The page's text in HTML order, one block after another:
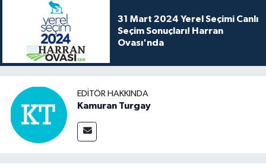
31 Mart 2024 Yerel Seçimi Canlı
Seçim Sonuçları! Harran
Ovası'nda
EDITÖR HAKKINDA
Kamuran Turgay